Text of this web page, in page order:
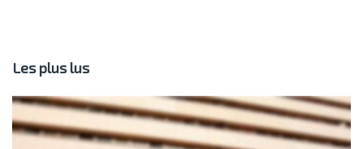
Les plus lus